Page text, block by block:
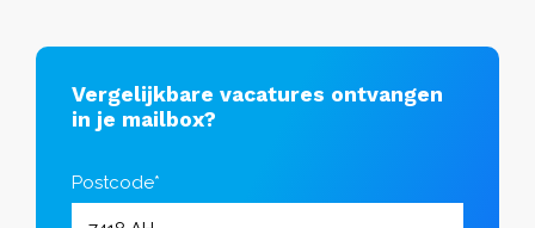
Vergelijkbare vacatures ontvangen
in je mailbox?
Postcode*